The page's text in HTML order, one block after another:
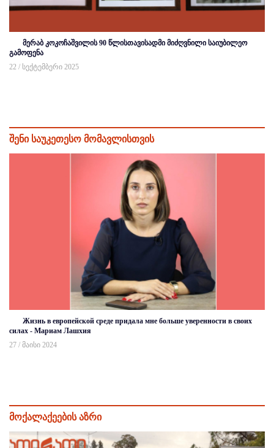
მერაბ კოკოჩაშვილის 90 წლისთავისადმი მიძღვნილი საიუბილეო
გამოფენა
22 / სექტემბერი 2025
შენი საუკეთესო მომავლისთვის
Жизнь в европейской среде придала мне больше уверенности в своих
силах - Мариам Лашхия
27 / მაისი 2024
მოქალაქეების აზრი